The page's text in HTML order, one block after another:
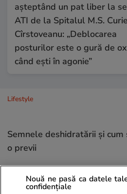
așteptând un pat liber la
ATI de la Spitalul M.S.
Cîrstoveanu: „Deblocarea
posturilor este o gură de
când ești în agonie”
Lifestyle
Semnele deshidratării și cum
o previi
Nouă ne pasă ca datele
confidențiale